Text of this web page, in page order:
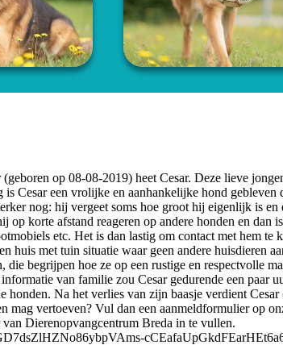
op 08-08-2019) heet Cesar. Deze lieve
Cesar een vrolijke en aanhankelijke hond gebleven
nog: hij vergeet soms hoe groot hij eigenlijk is
op korte afstand reageren op andere honden en dan
etc. Het is dan lastig om contact met hem
huis met tuin situatie waar geen andere huisdieren
begrijpen hoe ze op een rustige en respectvolle
van familie zou Cesar gedurende een paar
Na het verlies van zijn baasje verdient
mag vertoeven? Vul dan een aanmeldformulier op
Dierenopvangcentrum Breda in te vullen.